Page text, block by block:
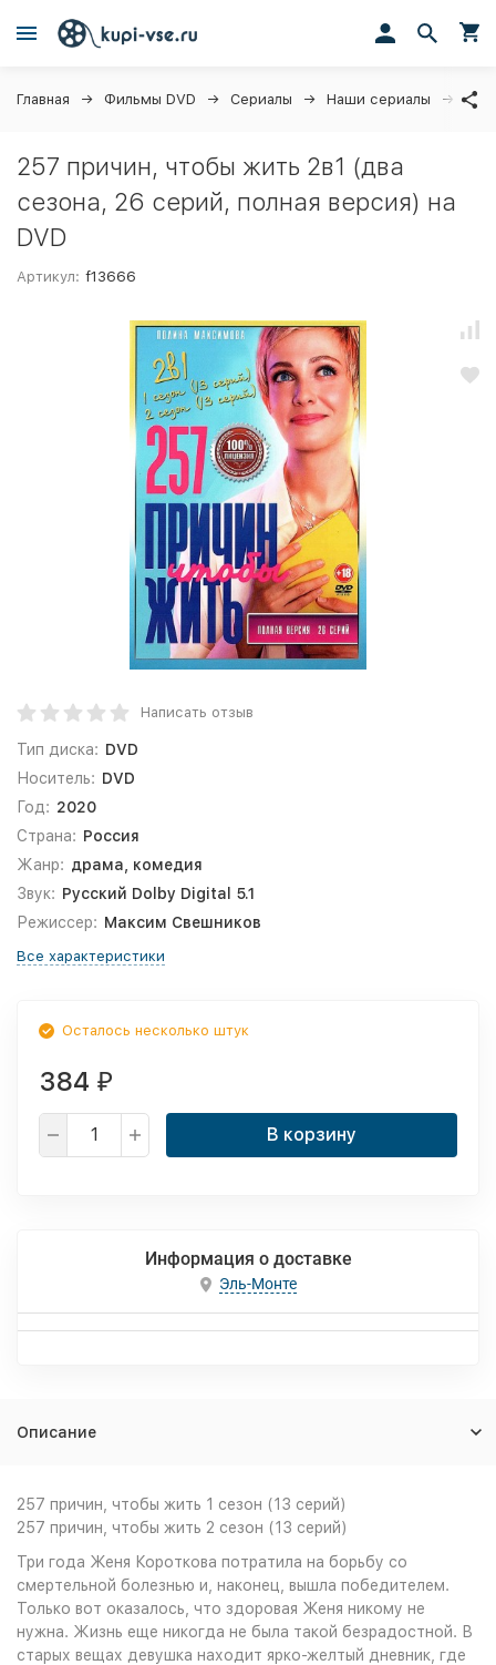
Главная Фильмы DVD Сериалы Наши сериалы 257
257 причин, чтобы жить 2в1 (два
сезона, 26 серий, полная версия) на
DVD
Артикул: f13666
Написать отзыв
Тип диска: DVD
Носитель: DVD
Год: 2020
Страна: Россия
Жанр: драма, комедия
Звук: Русский Dolby Digital 5.1
Режиссер: Максим Свешников
Все характеристики
Осталось несколько штук
384 ₽
В корзину
Информация о доставке
Эль-Монте
Описание
257 причин, чтобы жить 1 сезон (13 серий)
257 причин, чтобы жить 2 сезон (13 серий)
Три года Женя Короткова потратила на борьбу со
смертельной болезнью и, наконец, вышла победителем.
Только вот оказалось, что здоровая Женя никому не
нужна. Жизнь еще никогда не была такой безрадостной. В
старых вещах девушка находит ярко-желтый дневник, где